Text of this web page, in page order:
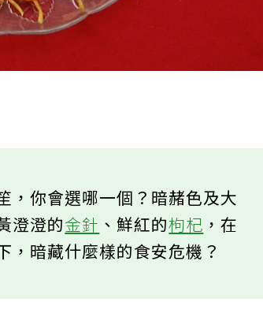
，你會選哪一個？暗赭色及大
澄澄的金針、鮮紅的枸杞 ，在
，暗藏什麼樣的食安危機？